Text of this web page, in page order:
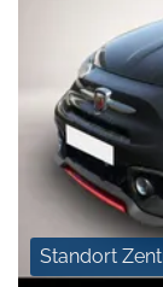
Standort